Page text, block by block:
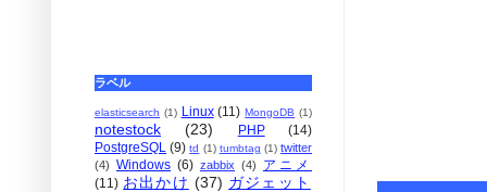
ラベル
elasticsearch (1) Linux (11) MongoDB (1)
notestock (23) PHP
(14)
PostgreSQL (9) td (1) tumbtag (1) twitter
(4) Windows (6) zabbix (4)
アニメ
(11) お出かけ (37) ガジェット